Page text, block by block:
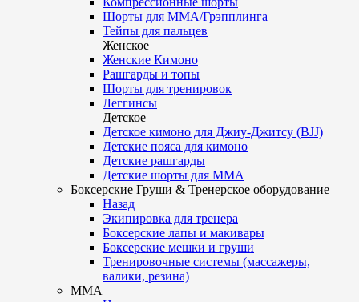
Шорты для ММА/Грэпплинга
Тейпы для пальцев
Женское
Женские Кимоно
Рашгарды и топы
Шорты для тренировок
Леггинсы
Детское
Детское кимоно для Джиу-Джитсу (BJJ)
Детские пояса для кимоно
Детские рашгарды
Детские шорты для ММА
Боксерские Груши & Тренерское оборудование
Назад
Экипировка для тренера
Боксерские лапы и макивары
Боксерские мешки и груши
Тренировочные системы (массажеры,
валики, резина)
ММА